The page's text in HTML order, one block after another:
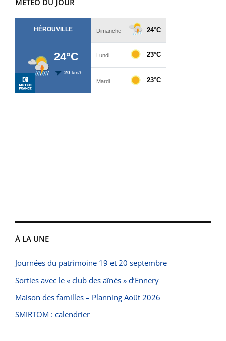
À LA UNE
Journées du patrimoine 19 et 20 septembre
Sorties avec le « club des aînés » d’Ennery
Maison des familles – Planning Août 2026
SMIRTOM : calendrier